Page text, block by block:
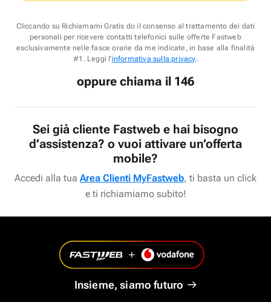
Cliccando su Richiamami Gratis do il consenso al trattamento dei dati
personali per ricevere contatti telefonici sulle offerte Fastweb
esclusivamente nelle fasce orarie da me indicate, in base alla finalità
#1. Leggi l'informativa sulla privacy.
oppure chiama il 146
Sei già cliente Fastweb e hai bisogno
d’assistenza? o vuoi attivare un’offerta
mobile?
Accedi alla tua Area Clienti MyFastweb, ti basta un click
e ti richiamiamo subito!
Insieme, siamo futuro